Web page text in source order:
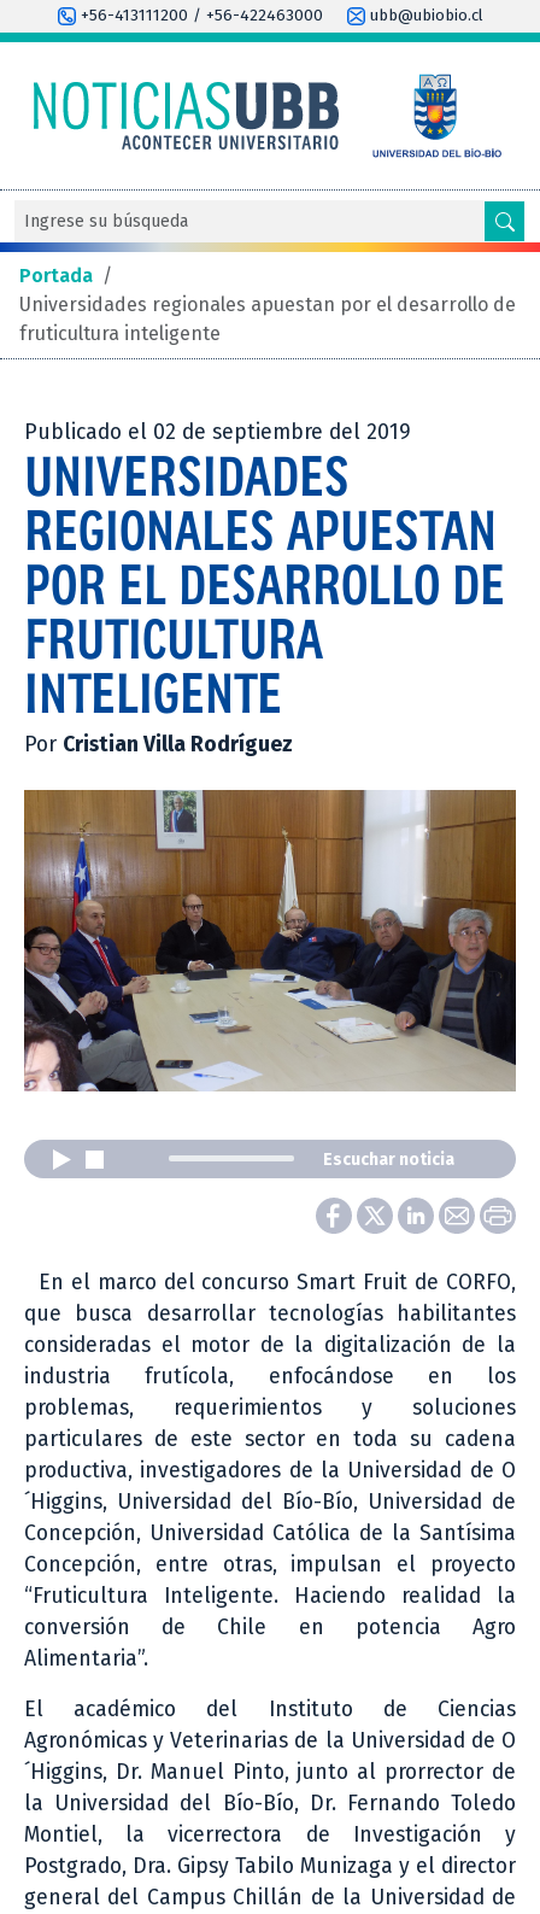
+56-413111200 / +56-422463000 ubb@ubiobio.cl
Portada /
Universidades regionales apuestan por el desarrollo de
fruticultura inteligente
Publicado el 02 de septiembre del 2019
UNIVERSIDADES
REGIONALES APUESTAN
POR EL DESARROLLO DE
FRUTICULTURA
INTELIGENTE
Por Cristian Villa Rodríguez
Escuchar noticia
En el marco del concurso Smart Fruit de CORFO,
que busca desarrollar tecnologías habilitantes
consideradas el motor de la digitalización de la
industria frutícola, enfocándose en los
problemas, requerimientos y soluciones
particulares de este sector en toda su cadena
productiva, investigadores de la Universidad de O
´Higgins, Universidad del Bío-Bío, Universidad de
Concepción, Universidad Católica de la Santísima
Concepción, entre otras, impulsan el proyecto
“Fruticultura Inteligente. Haciendo realidad la
conversión de Chile en potencia Agro
Alimentaria”.
El académico del Instituto de Ciencias
Agronómicas y Veterinarias de la Universidad de O
´Higgins, Dr. Manuel Pinto, junto al prorrector de
la Universidad del Bío-Bío, Dr. Fernando Toledo
Montiel, la vicerrectora de Investigación y
Postgrado, Dra. Gipsy Tabilo Munizaga y el director
general del Campus Chillán de la Universidad de